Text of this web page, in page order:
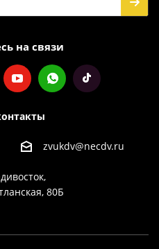
на связи
zvukdv@necdv.ru
80Б